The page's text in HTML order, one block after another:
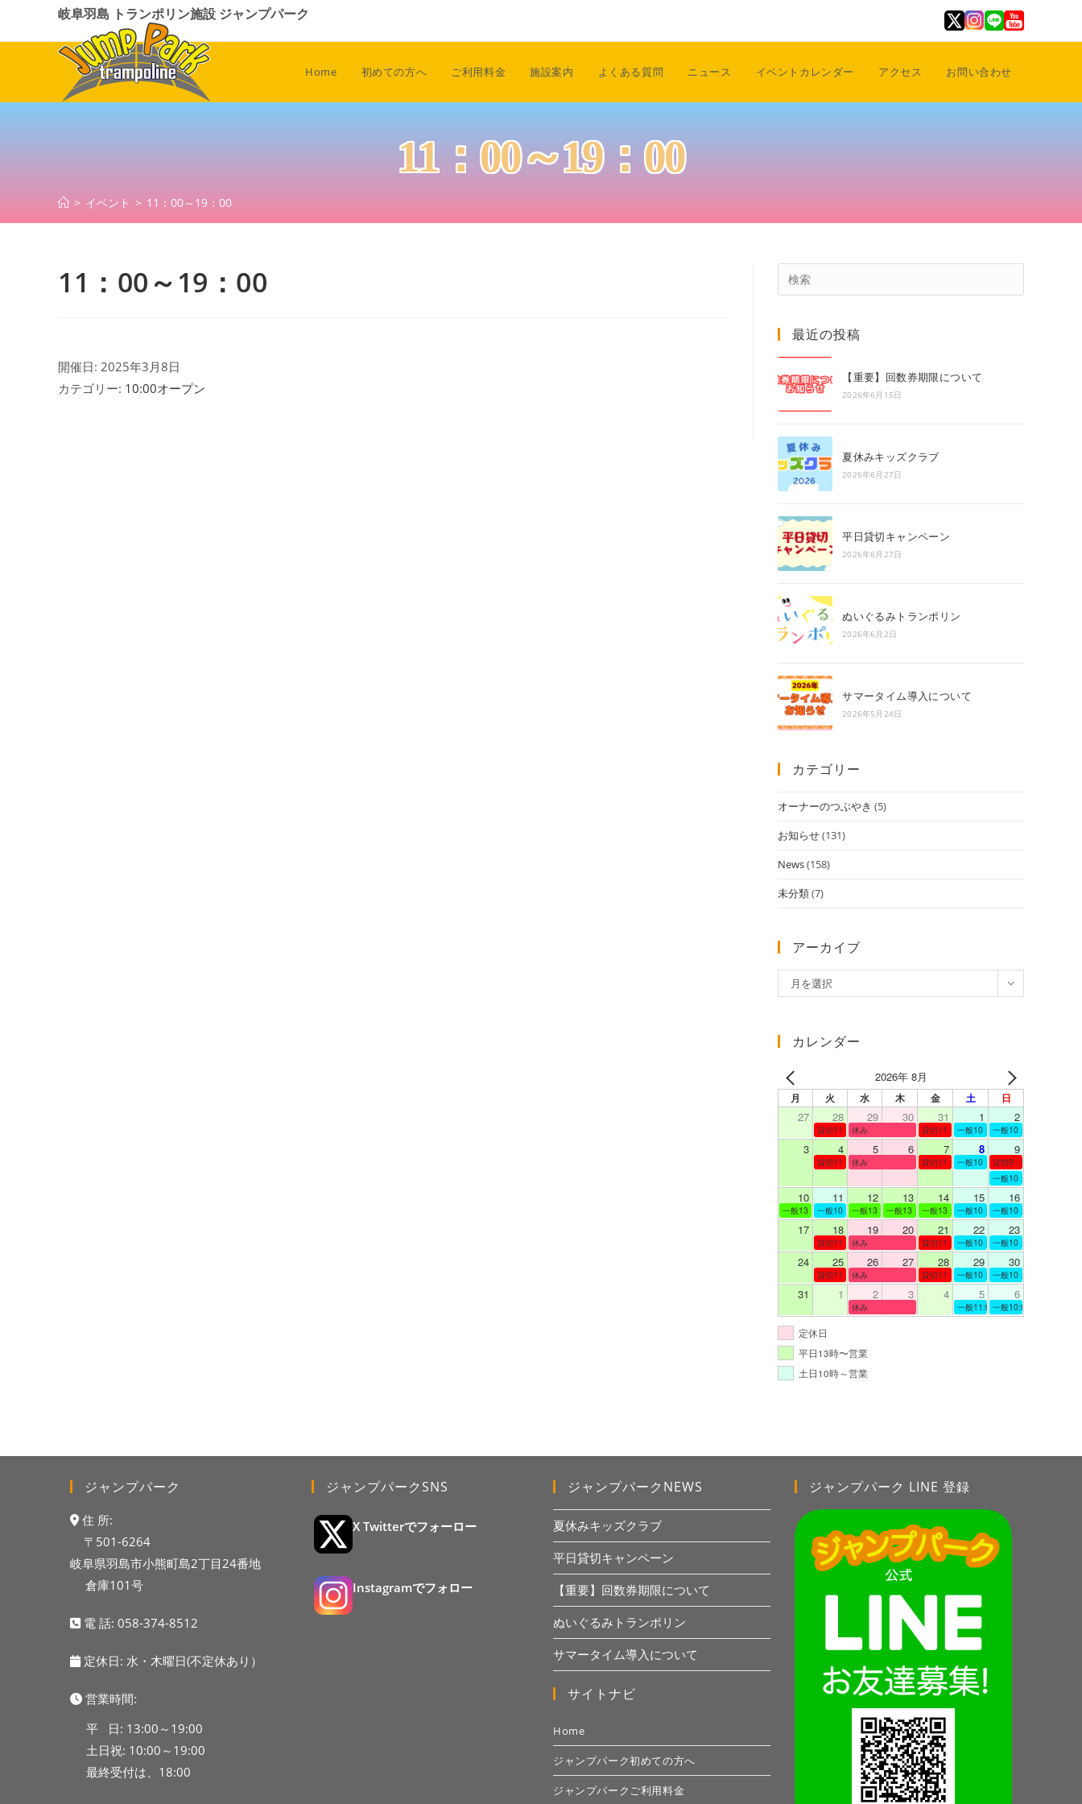
岐阜羽島 トランポリン施設 ジャンプパーク
Home 初めての方へ ご利用料金 施設案内 よくある質問 ニュース イベントカレンダー アクセス お問い合わせ
11：00～19：00
> イベント > 11：00～19：00
11：00～19：00
開催日: 2025年3月8日
カテゴリー: 10:00オープン
Escape
最近の投稿
【重要】回数券期限について
2026年6月15日
夏休みキッズクラブ
2026年6月27日
平日貸切キャンペーン
2026年6月27日
ぬいぐるみトランポリン
2026年6月2日
サマータイム導入について
2026年5月24日
カテゴリー
オーナーのつぶやき (5)
お知らせ(131)
News(158)
未分類(7)
アーカイブ
ー
イ
月を選択
カレンダー
2026年 8月
月 火 水 木 金 土 日
27 28 29 30 31 1 2
貸切11：00～12：00
休み 貸切11：00～12：00
一般10：00～19：00一般10：00～19：00
3 4 5 6 7 8 9
貸切11：00～12：00
休み 貸切11：00～12：00
一般10：00～19：00
貸切9：00～10：00
一般10：00～19：00
10 11 12 13 14 15 16
一般13：00～19：00
一般10：00～19：00
一般13：00～19：00
一般13：00～19：00
一般13：00～19：00
一般10：00～19：00一般10：00～19：00
17 18 19 20 21 22 23
貸切11：00～12：00
休み 貸切11：00～13：00
一般10：00～19：00一般10：00～19：00
24 25 26 27 28 29 30
貸切11：00～12：00
休み 貸切11：00～12：00
一般10：00～19：00一般10：00～19：00
31 1 2 3 4 5 6
休み 一般11:00～19:00一般10:00～19:00
定休日
平日13時〜営業
土日10時～営業
ジャンプパーク
住 所:
〒501-6264
岐阜県羽島市小熊町島2丁目24番地
倉庫101号
電 話: 058-374-8512
定休日: 水・木曜日(不定休あり）
営業時間:
平 日: 13:00～19:00
土日祝: 10:00～19:00
最終受付は、18:00
ジャンプパークSNS
X Twitterでフォーロー
Instagramでフォロー
ジャンプパークNEWS
夏休みキッズクラブ
平日貸切キャンペーン
【重要】回数券期限について
ぬいぐるみトランポリン
サマータイム導入について
サイトナビ
Home
ジャンプパーク初めての方へ
ジャンプパークご利用料金
ジャンプパーク LINE 登録